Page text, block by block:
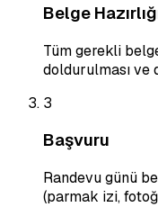
Belge
Tüm gerekli
doldurulması ve
3
Başvuru
Randevu günü
(parmak izi,